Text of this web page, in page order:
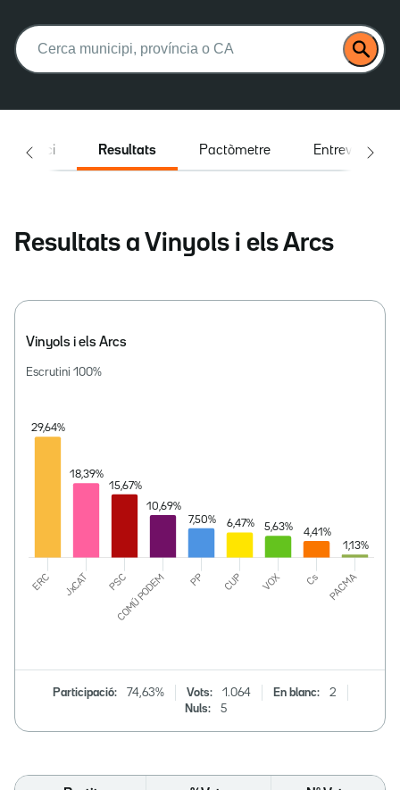
Buscar:
Inici Resultats Pactòmetre Entrevistes
Resultats a Vinyols i els Arcs
Vinyols i els Arcs
Escrutini 100%
Participació: 74,63% Vots: 1.064 En blanc:
2
Nuls:
5